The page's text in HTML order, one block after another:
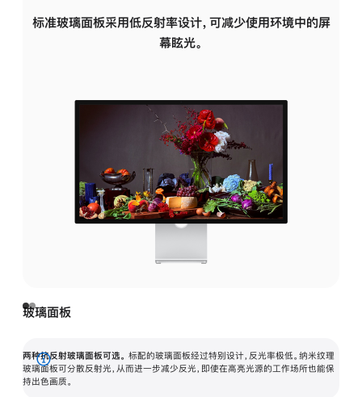
标准玻璃面板采用低反射率设计，可减少使用环境中的屏
幕眩光。
玻璃面板
两种抗反射玻璃面板可选。 标配的玻璃面板经过特别设计，反光率极低。纳米纹理
玻璃面板可分散反射光，从而进一步减少反光，即使在高亮光源的工作场所也能保
持出色画质。
展
开